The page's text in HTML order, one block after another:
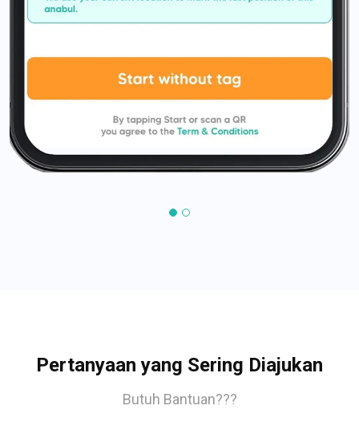
Pertanyaan yang Sering Diajukan
Butuh Bantuan???